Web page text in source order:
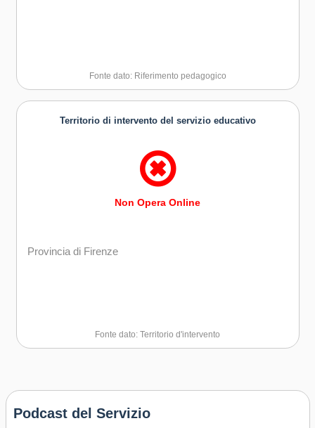
Fonte dato: Riferimento pedagogico
Territorio di intervento del servizio educativo
Non Opera Online
Provincia di Firenze
Fonte dato: Territorio d'intervento
Podcast del Servizio